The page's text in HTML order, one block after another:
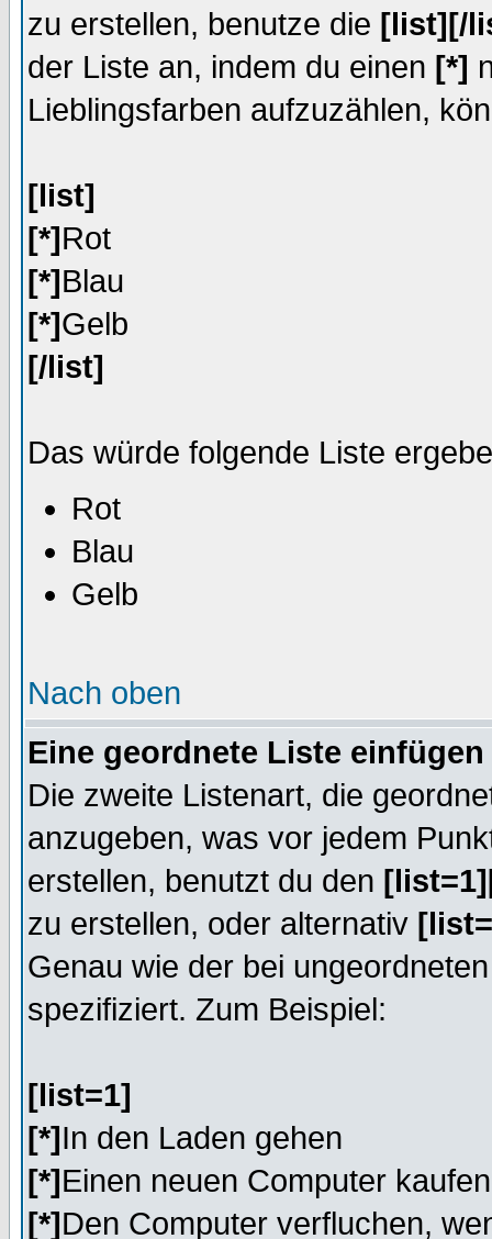
zu erstellen, benutze die [list][/
der Liste an, indem du einen [*]
Lieblingsfarben aufzuzählen,
[list]
[*]Rot
[*]Blau
[*]Gelb
[/list]
Das würde folgende Liste
Rot
Blau
Gelb
Nach oben
Eine geordnete Liste einfügen
Die zweite Listenart, die
anzugeben, was vor jedem
erstellen, benutzt du den
zu erstellen, oder alternativ
Genau wie der bei
spezifiziert. Zum Beispiel:
[list=1]
[*]In den Laden gehen
[*]Einen neuen Computer kaufen
[*]Den Computer verfluchen,